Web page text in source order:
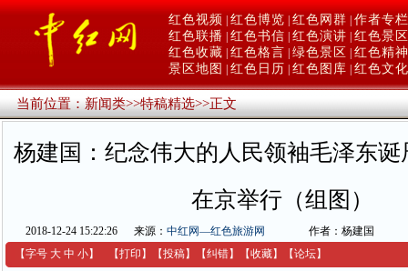
红色视频 红色博览 红色网群 作者专栏
红色联播 红色书信 红色演讲 红色景区
红色收藏 红色格言 绿色景区
红色精神
景区地图
红色日历 红色图库 红色文化
当前位置：新闻类>>特稿精选>>正文
杨建国：纪念伟大的人民领袖毛泽东诞
在京举行（组图）
2018-12-24 15:22:26 来源： 中红网—红色旅游网
作者：杨建国
【字号 大 中 小】 【打印 】 【投稿】 【纠错】 【收藏】 【论坛】